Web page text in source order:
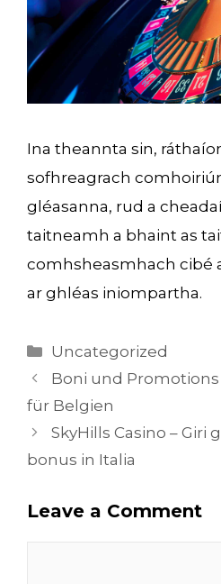
Ina theannta sin,
sofhreagrach
gléasanna, rud a
taitneamh a bhaint as
comhsheasmhach cibé
ar ghléas iniompartha.
Categories
Uncategorized
Boni und Promotions
für Belgien
SkyHills Casino – Giri
bonus in Italia
Leave a Comment